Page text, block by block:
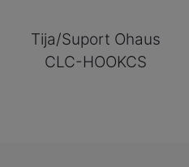
Tija/Suport Ohaus
CLC-HOOKCS